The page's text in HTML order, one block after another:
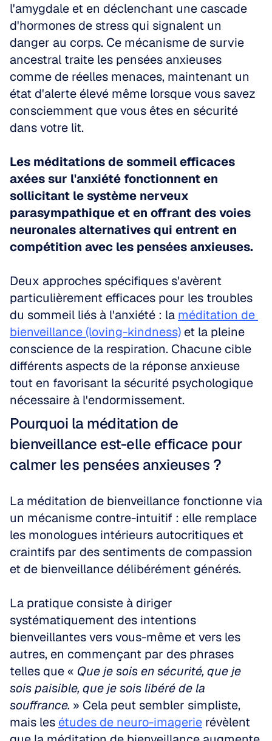
l'amygdale et en déclenchant une cascade
d'hormones de stress qui signalent un
danger au corps. Ce mécanisme de survie
ancestral traite les pensées anxieuses
comme de réelles menaces, maintenant un
état d'alerte élevé même lorsque vous savez
consciemment que vous êtes en sécurité
dans votre lit.
Les méditations de sommeil efficaces
axées sur l'anxiété fonctionnent en
sollicitant le système nerveux
parasympathique et en offrant des voies
neuronales alternatives qui entrent en
compétition avec les pensées anxieuses.
Deux approches spécifiques s'avèrent
particulièrement efficaces pour les troubles
du sommeil liés à l'anxiété : la méditation de
bienveillance (loving-kindness) et la pleine
conscience de la respiration. Chacune cible
différents aspects de la réponse anxieuse
tout en favorisant la sécurité psychologique
nécessaire à l'endormissement.
Pourquoi la méditation de
bienveillance est-elle efficace pour
calmer les pensées anxieuses ?
La méditation de bienveillance fonctionne via
un mécanisme contre-intuitif : elle remplace
les monologues intérieurs autocritiques et
craintifs par des sentiments de compassion
et de bienveillance délibérément générés.
La pratique consiste à diriger
systématiquement des intentions
bienveillantes vers vous-même et vers les
autres, en commençant par des phrases
telles que « Que je sois en sécurité, que je
sois paisible, que je sois libéré de la
souffrance. » Cela peut sembler simpliste,
mais les études de neuro-imagerie révèlent